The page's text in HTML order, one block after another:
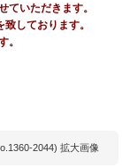
ていただきます。
致しております。
。
2044) 拡大画像